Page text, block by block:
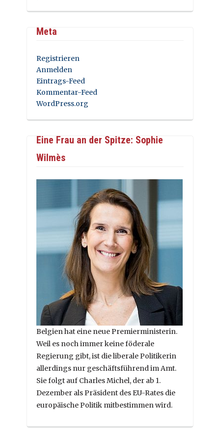
Meta
Registrieren
Anmelden
Eintrags-Feed
Kommentar-Feed
WordPress.org
Eine Frau an der Spitze: Sophie
Wilmès
Belgien hat eine neue Premierministerin.
Weil es noch immer keine föderale
Regierung gibt, ist die liberale Politikerin
allerdings nur geschäftsführend im Amt.
Sie folgt auf Charles Michel, der ab 1.
Dezember als Präsident des EU-Rates die
europäische Politik mitbestimmen wird.